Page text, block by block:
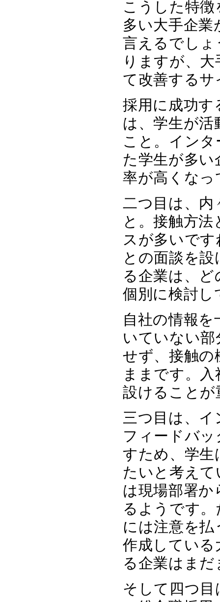
こうした特
多い大手企業
言えるでし
りますが、
て改善する
採用に成功す
は、学生が
こと。イン
た学生が多い
率が高くなっ
二つ目は、内
と。接触方
スが多いで
との面談を
る企業は、
個別に検討し
自社の情報
いていない
せず、接触の
ままです。
設けることが
三つ目は、
フィードバ
すため、学生
たいと考え
は現場部署
るようです
には注意を
作成している
る企業はま
そして四つ